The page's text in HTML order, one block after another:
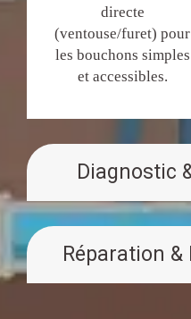
directe
(ventouse/furet) pour
les bouchons simples
et accessibles.